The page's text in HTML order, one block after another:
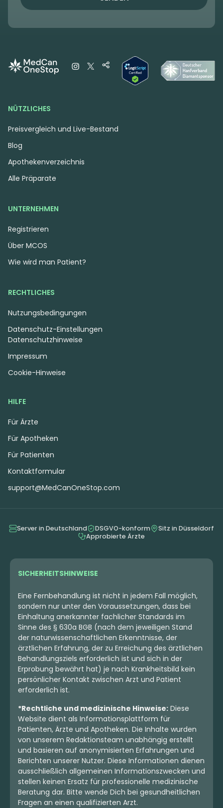
NÜTZLICHES
Preisvergleich und Live-Bestand
Blog
Apothekenverzeichnis
Alle Präparate
UNTERNEHMEN
Registrieren
Über MCOS
Wie wird man Patient?
HILFE
Für Ärzte
Für Apotheken
Für Patienten
Kontaktformular
support@MedCanOneStop.com
RECHTLICHES
Nutzungsbedingungen
Datenschutzhinweise
Impressum
Cookie-Hinweise
Datenschutz-Einstellungen
Server in Deutschland DSGVO-konform
Sitz in Düsseldorf
Approbierte Ärzte
SICHERHEITSHINWEISE
Eine Fernbehandlung ist nicht in jedem Fall möglich,
sondern nur unter den Voraussetzungen, dass bei
Einhaltung anerkannter fachlicher Standards im
Sinne des § 630a BGB (nach dem jeweiligen Stand
der naturwissenschaftlichen Erkenntnisse, der
ärztlichen Erfahrung, der zu Erreichung des ärztlichen
Behandlungsziels erforderlich ist und sich in der
Erprobung bewährt hat) je nach Krankheitsbild kein
persönlicher Kontakt zwischen Arzt und Patient
erforderlich ist.
*Rechtliche und medizinische Hinweise: Diese
Website dient als Informationsplattform für
Patienten, Ärzte und Apotheken. Die Inhalte wurden
von unserem Redaktionsteam unabhängig erstellt
und basieren auf anonymisierten Erfahrungen und
Berichten unserer Nutzer. Diese Informationen dienen
ausschließlich allgemeinen Informationszwecken und
stellen keinen Ersatz für professionelle medizinische
Beratung dar. Bitte wende Dich bei gesundheitlichen
Fragen an einen qualifizierten Arzt.